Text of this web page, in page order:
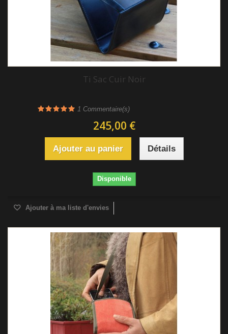
Ti Sac Cuir Noir
1 Commentaire(s)
245,00 €
Ajouter au panier Détails
Disponible
Ajouter à ma liste d'envies